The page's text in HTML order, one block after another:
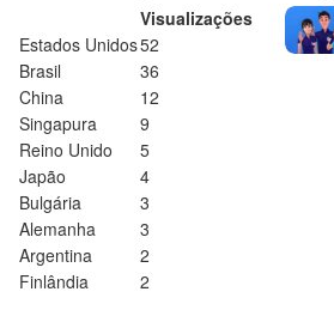
Visualizações
Estados Unidos52
Brasil
36
China
12
Singapura
9
Reino Unido
5
Japão
4
Bulgária
3
Alemanha
3
Argentina
2
Finlândia
2